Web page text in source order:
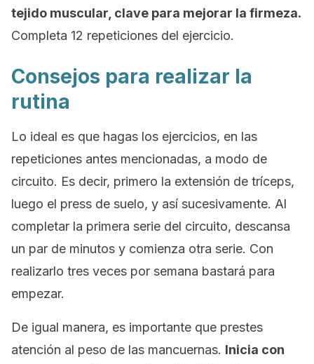
tejido muscular, clave para mejorar la firmeza.
Completa 12 repeticiones del ejercicio.
Consejos para realizar la
rutina
Lo ideal es que hagas los ejercicios, en las
repeticiones antes mencionadas, a modo de
circuito. Es decir, primero la extensión de tríceps,
luego el press de suelo, y así sucesivamente. Al
completar la primera serie del circuito, descansa
un par de minutos y comienza otra serie. Con
realizarlo tres veces por semana bastará para
empezar.
De igual manera, es importante que prestes
atención al peso de las mancuernas. Inicia con